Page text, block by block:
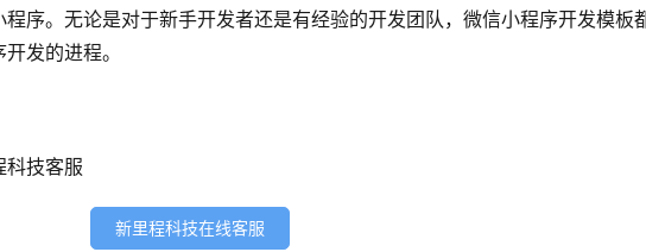
序。无论是对于新手开发者还是有经验的开发团队，微信小程序开发模板
发的进程。
科技客服
新里程科技在线客服